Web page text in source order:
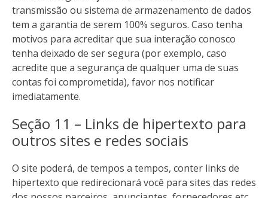
transmissão ou sistema de armazenamento de dados
tem a garantia de serem 100% seguros. Caso tenha
motivos para acreditar que sua interação conosco
tenha deixado de ser segura (por exemplo, caso
acredite que a segurança de qualquer uma de suas
contas foi comprometida), favor nos notificar
imediatamente.
Seção 11 – Links de hipertexto para
outros sites e redes sociais
O site poderá, de tempos a tempos, conter links de
hipertexto que redirecionará você para sites das redes